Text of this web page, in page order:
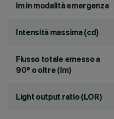
lm in modalità emergenza
Intensità massima (cd)
Flusso totale emesso a
90° o oltre (lm)
Light output ratio (LOR)